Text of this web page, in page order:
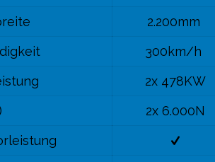
2.200mm
300km/h
2x 478KW
2x 6.000N